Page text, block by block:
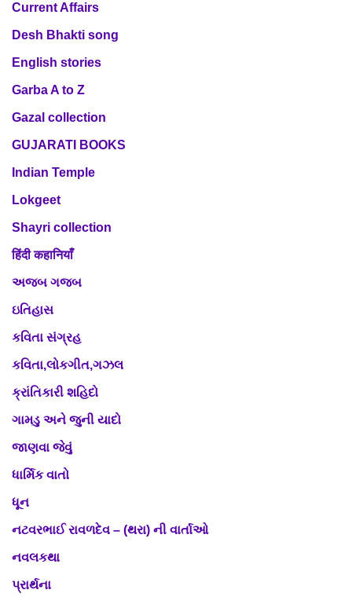
Current Affairs
Desh Bhakti song
English stories
Garba A to Z
Gazal collection
GUJARATI BOOKS
Indian Temple
Lokgeet
Shayri collection
हिंदी कहानियाँ
અજબ ગજબ
ઇતિહાસ
કવિતા સંગ્રહ
કવિતા,લોકગીત,ગઝલ
ક્રાંતિકારી શહિદો
ગામડુ અને જુની યાદો
જાણવા જેવું
ધાર્મિક વાતો
ધૂન
નટવરભાઈ રાવળદેવ – (થરા) ની વાર્તાઓ
નવલકથા
પ્રાર્થના